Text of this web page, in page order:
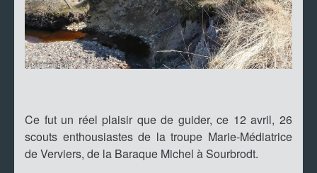
Ce fut un réel plaisir que de guider, ce 12 avril, 26
scouts enthousiastes de la troupe Marie-Médiatrice
de Verviers, de la Baraque Michel à Sourbrodt.